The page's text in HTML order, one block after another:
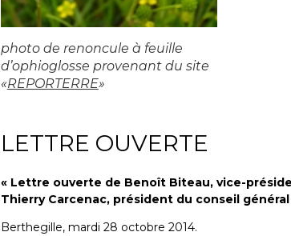
photo de renoncule à feuille
d’ophioglosse provenant du site
«REPORTERRE»
LETTRE OUVERTE
« Lettre ouverte de Benoît Biteau, vice-
Thierry Carcenac, président du conseil général
Berthegille, mardi 28 octobre 2014.